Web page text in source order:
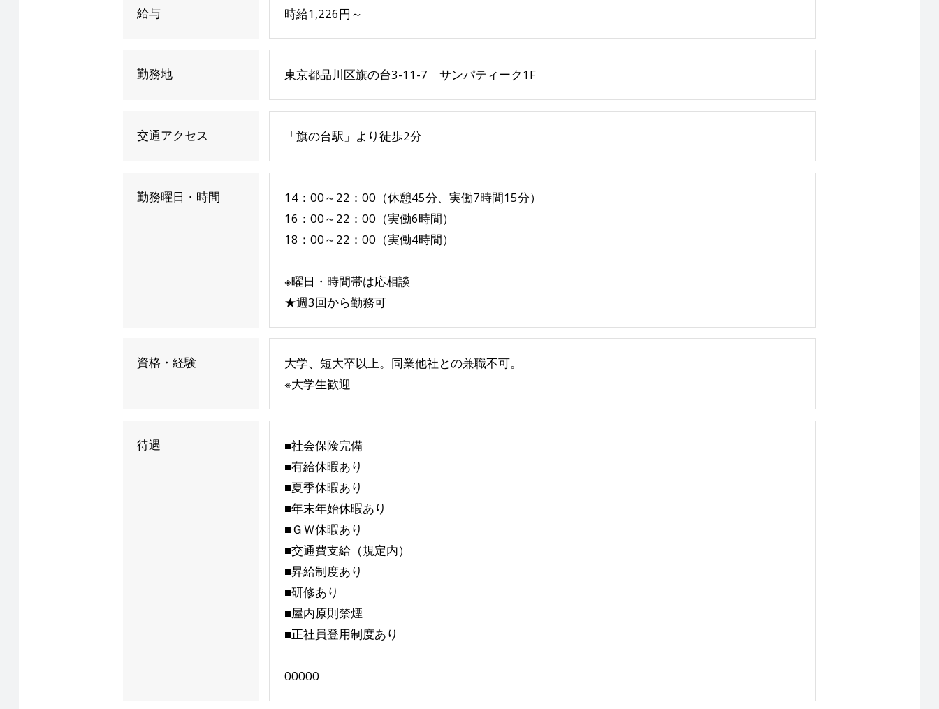
給与 時給1,226円～
勤務地 東京都品川区旗の台3-11-7 サンパティーク1F
交通アクセス 「旗の台駅」より徒歩2分
勤務曜日・時間
14：00～22：00（休憩45分、実働7時間15分）
16：00～22：00（実働6時間）
18：00～22：00（実働4時間）
※曜日・時間帯は応相談
★週3回から勤務可
資格・経験
大学、短大卒以上。同業他社との兼職不可。
※大学生歓迎
待遇
■社会保険完備
■有給休暇あり
■夏季休暇あり
■年末年始休暇あり
■ＧＷ休暇あり
■交通費支給（規定内）
■昇給制度あり
■研修あり
■屋内原則禁煙
■正社員登用制度あり
00000